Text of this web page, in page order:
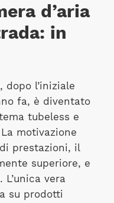
d’aria
in
dopo l’iniziale
fa, è diventato
tubeless e
motivazione
prestazioni, il
superiore, e
vera
su prodotti